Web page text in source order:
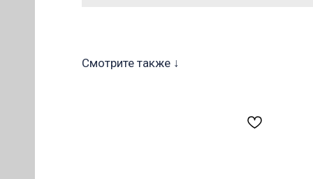
Смотрите также ↓